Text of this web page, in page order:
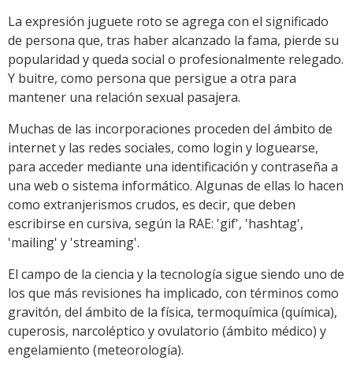
La expresión juguete roto se agrega con el significado
de persona que, tras haber alcanzado la fama, pierde su
popularidad y queda social o profesionalmente relegado.
Y buitre, como persona que persigue a otra para
mantener una relación sexual pasajera.
Muchas de las incorporaciones proceden del ámbito de
internet y las redes sociales, como login y loguearse,
para acceder mediante una identificación y contraseña a
una web o sistema informático. Algunas de ellas lo hacen
como extranjerismos crudos, es decir, que deben
escribirse en cursiva, según la RAE: 'gif', 'hashtag',
'mailing' y 'streaming'.
El campo de la ciencia y la tecnología sigue siendo uno de
los que más revisiones ha implicado, con términos como
gravitón, del ámbito de la física, termoquímica (química),
cuperosis, narcoléptico y ovulatorio (ámbito médico) y
engelamiento (meteorología).